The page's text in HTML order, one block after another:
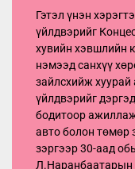
Гэтэл үнэн
үйлдвэрийг
хувийн хэвшлийн
нэмээд санхүү
зайлсхийж хуурай
үйлдвэрийг
бодитоор
авто болон төмөр
зэргээр 30-аад
Л.Наранбаатарын